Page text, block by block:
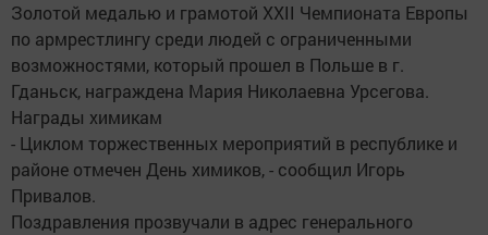
Золотой медалью и грамотой XXII Чемпионата Европы
по армрестлингу среди людей с ограниченными
возможностями, который прошел в Польше в г.
Гданьск, награждена Мария Николаевна Урсегова.
Награды химикам
- Циклом торжественных мероприятий в республике и
районе отмечен День химиков, - сообщил Игорь
Привалов.
Поздравления прозвучали в адрес генерального